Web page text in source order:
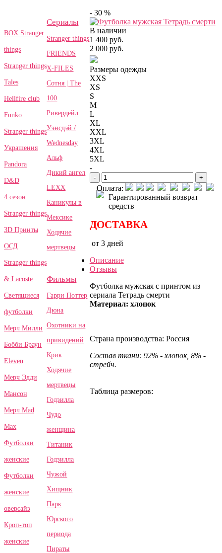
BOX Stranger
things
Stranger things
Tales
Hellfire club
Funko
Stranger things
Украшения
Pandora
D&D
4 сезон
Stranger things
3D Принты
ОСД
Stranger things
& Lacoste
Светящиеся
футболки
Мерч Милли
Бобби Браун
Eleven
Мерч Эдди
Мансон
Мерч Mad
Max
Футболки
женские
Футболки
женские
оверсайз
Кроп-топ
женские
Сериалы
Stranger things
FRIENDS
X-FILES
Сотня | The
100
Ривердейл
Уэнсдэй /
Wednesday
Альф
Дикий ангел
LEXX
Каникулы в
Мексике
Ходячие
мертвецы
Фильмы
Гарри Поттер
Дюна
Охотники на
привидений
Крик
Ходячие
мертвецы
Годзилла
Чудо
женщина
Титаник
Годзилла
Чужой
Хищник
Парк
Юрского
периода
Пираты
- 30 %
В наличии
1 400 руб.
2 000 руб.
Размеры одежды
XXS
XS
S
M
L
XL
XXL
3XL
4XL
5XL
-
- +
Оплата:
Гарантированный возврат
средств
ДОСТАВКА
от 3 дней
Описание
Отзывы
Футболка мужская с принтом из
сериала Тетрадь смерти
Материал: хлопок
Страна производства: Россия
Состав ткани: 92% - хлопок, 8% -
стрейч.
Таблица размеров: